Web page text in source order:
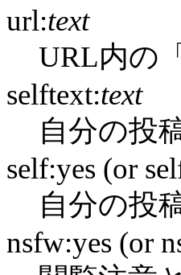
url:text
URL内の
selftext:text
自分の投
self:yes (or
自分の投
nsfw:yes (or